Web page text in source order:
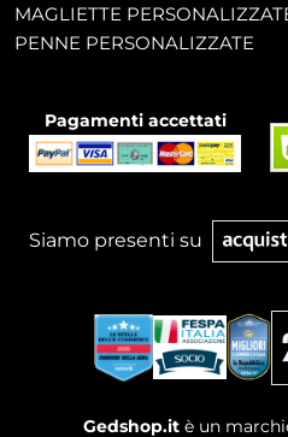
MAGLIETTE
PENNE PERSONALIZZATE
Pagamenti accettati
Siamo presenti su
Gedshop.it è un